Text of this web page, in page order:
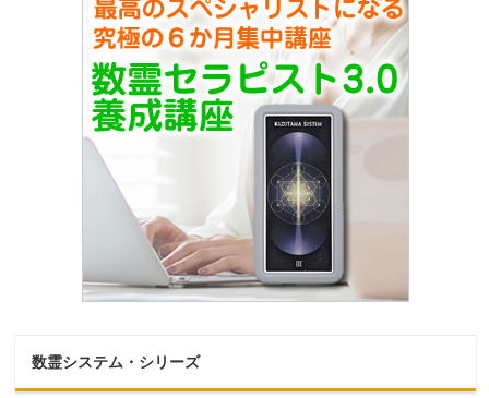
数霊システム・シリーズ